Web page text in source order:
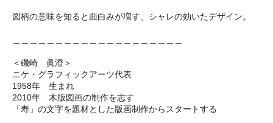
図柄の意味を知ると面白みが増す、シャレの効いたデザイン。
＜磯崎 眞澄＞
ニケ・グラフィックアーツ代表
1958年 生まれ
2010年 木版図画の制作を志す
「寿」の文字を題材とした版画制作からスタートする